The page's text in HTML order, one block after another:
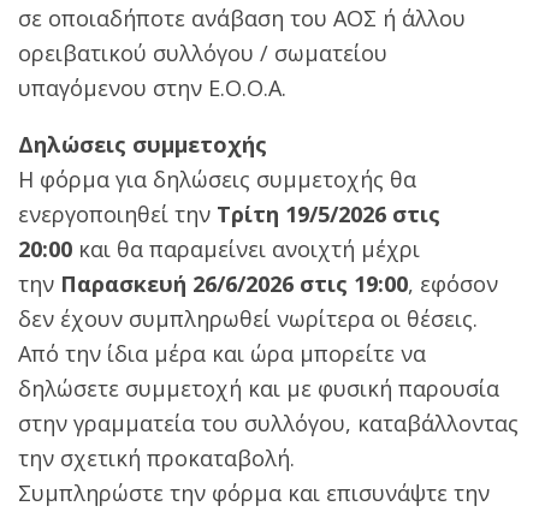
σε οποιαδήποτε ανάβαση του ΑΟΣ ή άλλου
ορειβατικού συλλόγου / σωματείου
υπαγόμενου στην Ε.Ο.Ο.Α.
Δηλώσεις συμμετοχής
Η φόρμα για δηλώσεις συμμετοχής θα
ενεργοποιηθεί την Τρίτη 19/5/2026 στις
20:00 και θα παραμείνει ανοιχτή μέχρι
την Παρασκευή 26/6/2026 στις 19:00, εφόσον
δεν έχουν συμπληρωθεί νωρίτερα οι θέσεις.
Από την ίδια μέρα και ώρα μπορείτε να
δηλώσετε συμμετοχή και με φυσική παρουσία
στην γραμματεία του συλλόγου, καταβάλλοντας
την σχετική προκαταβολή.
Συμπληρώστε την φόρμα και επισυνάψτε την